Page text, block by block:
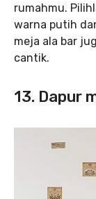
rumahmu.
warna putih
meja ala bar
cantik.
13. Dapur